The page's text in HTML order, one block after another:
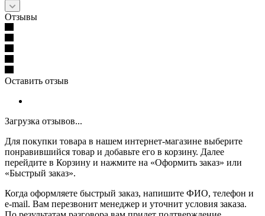
Отзывы
Оставить отзыв
Загрузка отзывов...
Для покупки товара в нашем интернет-магазине выберите
понравившийся товар и добавьте его в корзину. Далее
перейдите в Корзину и нажмите на «Оформить заказ» или
«Быстрый заказ».
Когда оформляете быстрый заказ, напишите ФИО, телефон и
e-mail. Вам перезвонит менеджер и уточнит условия заказа.